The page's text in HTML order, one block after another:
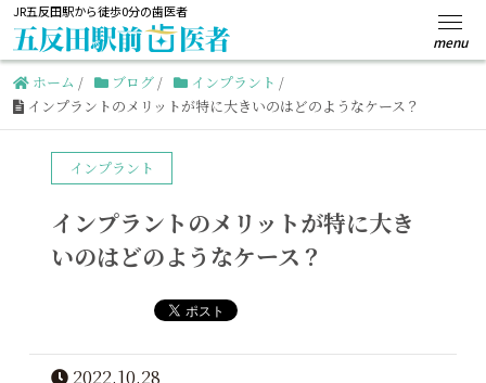
JR五反田駅から徒歩0分の歯医者
ホーム / ブログ / インプラント /
インプラントのメリットが特に大きいのはどのようなケース？
インプラント
インプラントのメリットが特に大き
いのはどのようなケース？
2022.10.28